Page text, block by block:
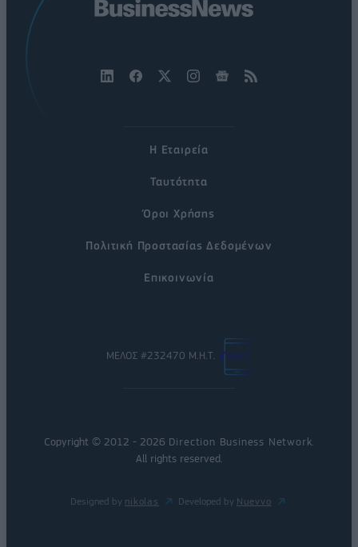
Η Εταιρεία
Ταυτότητα
Όροι Χρήσης
Πολιτική Προστασίας Δεδομένων
Επικοινωνία
ΜΕΛΟΣ #232470 Μ.Η.Τ.
Copyright © 2012 - 2026 Direction Business Network.
All rights reserved.
Designed by nikolas Developed by Nuevvo